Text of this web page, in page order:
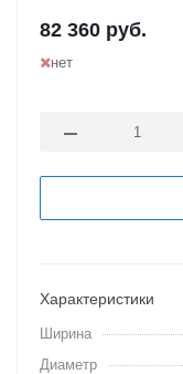
82 360 руб.
нет
Характеристики
Ширина
Диаметр